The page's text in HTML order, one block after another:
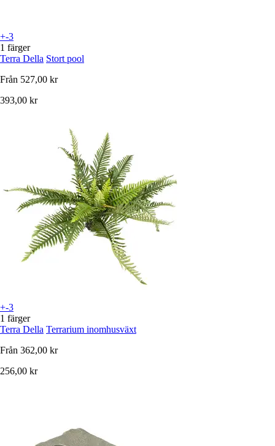
+-3
1 färger
Terra Della Stort pool
Från 527,00 kr
393,00 kr
+-3
1 färger
Terra Della Terrarium inomhusväxt
Från 362,00 kr
256,00 kr